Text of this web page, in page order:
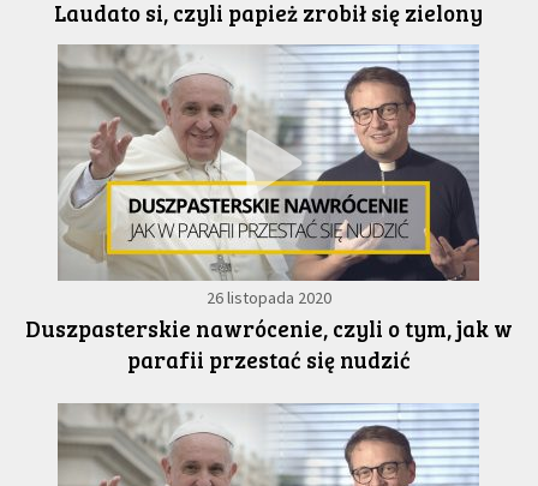
Laudato si, czyli papież zrobił się zielony
26 listopada 2020
Duszpasterskie nawrócenie, czyli o tym, jak w
parafii przestać się nudzić